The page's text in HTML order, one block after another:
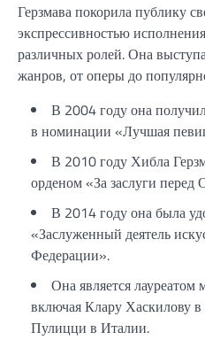
Герзмава покорила публику
экспрессивностью
различных ролей. Она
жанров, от оперы до
В 2004 году она
в номинации «Лучшая
В 2010 году Хибла
орденом «За заслуги перед
В 2014 году она была
«Заслуженный деятель
Федерации».
Она является
включая Клару Хаскилову
Пулицци в Италии.